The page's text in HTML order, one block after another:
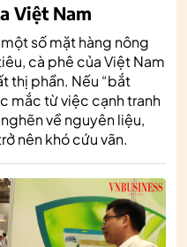
Việt Nam
số mặt hàng nông
cà phê của Việt Nam
thị phần. Nếu “bắt
mắc từ việc cạnh tranh
về nguyên liệu,
nên khó cứu vãn.